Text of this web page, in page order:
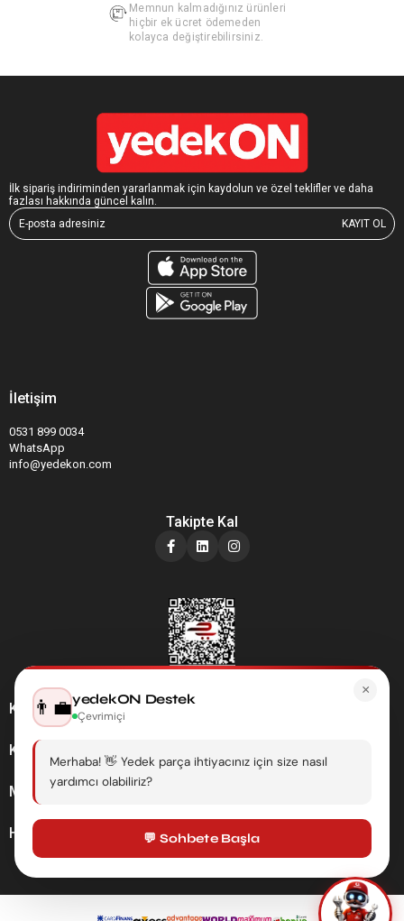
Memnun kalmadığınız ürünleri
hiçbir ek ücret ödemeden
kolayca değiştirebilirsiniz.
İlk sipariş indiriminden yararlanmak için kaydolun ve özel teklifler ve daha
fazlası hakkında güncel kalın.
KAYIT OL
İletişim
0531 899 0034
WhatsApp
info@yedekon.com
Takipte Kal
Kategoriler
Kurumsal
Müşteri Hizmetleri
Hesabım
×
👨‍💼yedekON Destek
Çevrimiçi
Merhaba! 👋 Yedek parça ihtiyacınız için size nasıl
yardımcı olabiliriz?
💬 Sohbete Başla